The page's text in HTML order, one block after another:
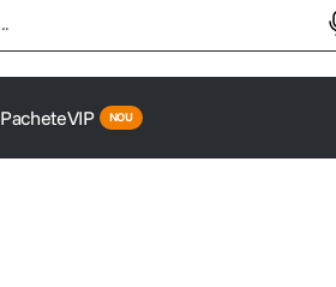
PacheteVIP